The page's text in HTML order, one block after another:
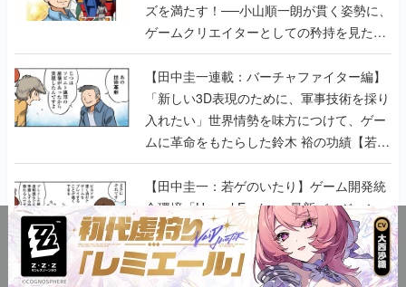
ズを満たす！──小山順一朗が貫く姿勢に、
ゲームクリエイターとしての矜持を見た
【若ゲのいたり最終回】
【田中圭一連載：バーチャファイター編】
「新しい3D表現のために、軍事技術を採り
入れたい」世界情勢を味方につけて、ゲー
ムに革命をもたらした鈴木 裕の功績【若ゲ
のいたり】
【田中圭一：若ゲのいたり】ゲーム開発統
合環境「Unreal Engine」最新バージョン
で、開発環境はどう変わる？ ゲーム業界向
けソリューションイベント「GTMF2019」
に行って、より理解を深めよう【PR】